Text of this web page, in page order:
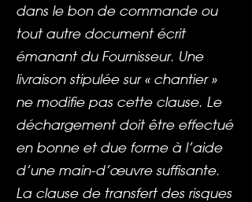
dans le bon de commande ou
tout autre document écrit
émanant du Fournisseur. Une
livraison stipulée sur « chantier »
ne modifie pas cette clause. Le
déchargement doit être effectué
en bonne et due forme à l’aide
d’une main-d’œuvre suffisante.
La clause de transfert des risques